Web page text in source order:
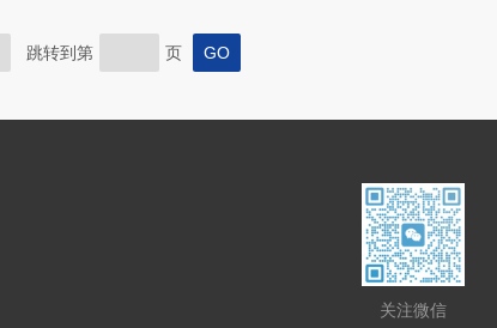
跳转到第 页
关注微信